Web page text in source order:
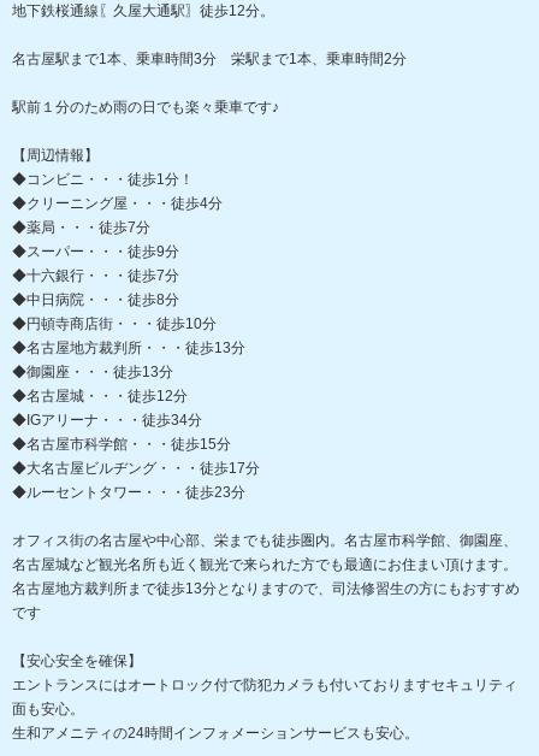
地下鉄桜通線〖久屋大通駅〗徒歩12分。
名古屋駅まで1本、乗車時間3分 栄駅まで1本、乗車時間2分
駅前１分のため雨の日でも楽々乗車です♪
【周辺情報】
◆コンビニ・・・徒歩1分！
◆クリーニング屋・・・徒歩4分
◆薬局・・・徒歩7分
◆スーパー・・・徒歩9分
◆十六銀行・・・徒歩7分
◆中日病院・・・徒歩8分
◆円頓寺商店街・・・徒歩10分
◆名古屋地方裁判所・・・徒歩13分
◆御園座・・・徒歩13分
◆名古屋城・・・徒歩12分
◆IGアリーナ・・・徒歩34分
◆名古屋市科学館・・・徒歩15分
◆大名古屋ビルヂング・・・徒歩17分
◆ルーセントタワー・・・徒歩23分
オフィス街の名古屋や中心部、栄までも徒歩圏内。名古屋市科学館、御園座、
名古屋城など観光名所も近く観光で来られた方でも最適にお住まい頂けます。
名古屋地方裁判所まで徒歩13分となりますので、司法修習生の方にもおすすめ
です
【安心安全を確保】
エントランスにはオートロック付で防犯カメラも付いておりますセキュリティ
面も安心。
生和アメニティの24時間インフォメーションサービスも安心。